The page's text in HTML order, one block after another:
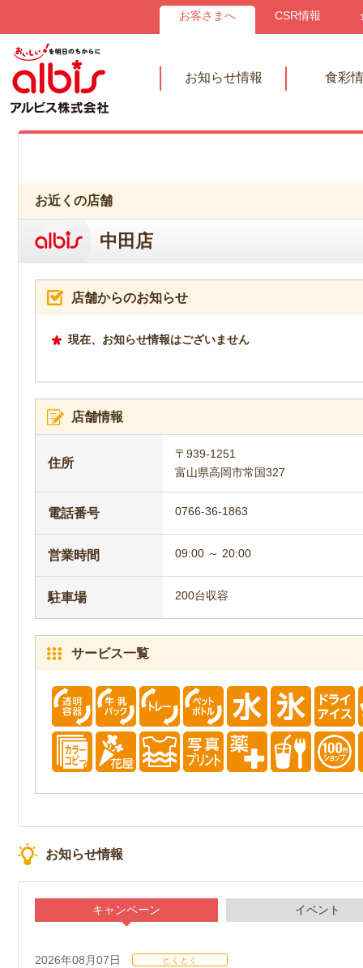
お客さまへ CSR情報
お知らせ情報 食彩
お近くの店舗
中田店
店舗からのお知らせ
現在、お知らせ情報はございません
店舗情報
住所
〒939-1251
富山県高岡市常国327
電話番号 0766-36-1863
営業時間 09:00 ～ 20:00
駐車場 200台収容
サービス一覧
お知らせ情報
キャンペーン イベント
2026年08月07日 とくとく